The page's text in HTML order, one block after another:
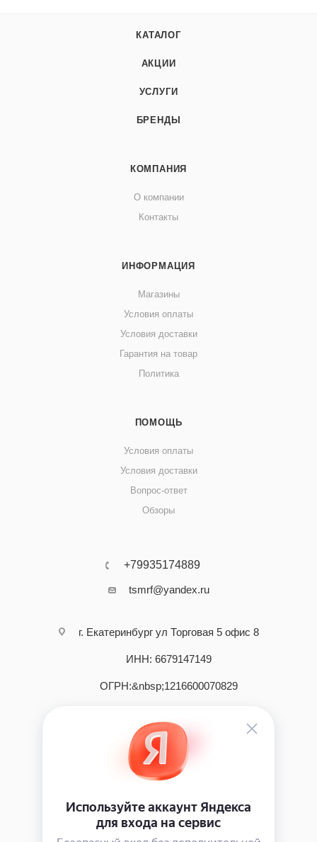
КАТАЛОГ
АКЦИИ
УСЛУГИ
БРЕНДЫ
КОМПАНИЯ
О компании
Контакты
ИНФОРМАЦИЯ
Магазины
Условия оплаты
Условия доставки
Гарантия на товар
Политика
ПОМОЩЬ
Условия оплаты
Условия доставки
Вопрос-ответ
Обзоры
+79935174889
tsmrf@yandex.ru
г. Екатеринбург ул Торговая 5 офис 8
ИНН: 6679147149
ОГРН:&nbsp;1216600070829
2026 © интернет - магазин инструмента